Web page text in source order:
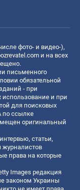
фото- и видео-),
и на всех
письменного
обязательной
- при
и при
для поисковых
по ссылке
оригинальный
статьи,
журналистов
права на которые
Images редакция
законом Украины